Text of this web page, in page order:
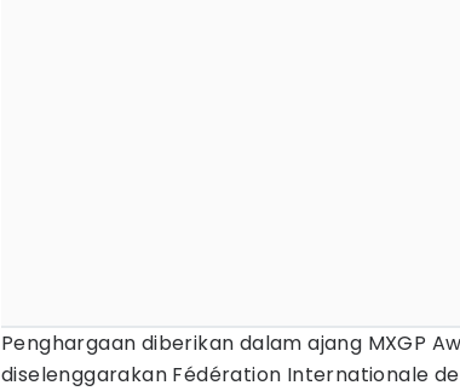
Penghargaan diberikan dalam ajang MXGP
diselenggarakan Fédération Internationale